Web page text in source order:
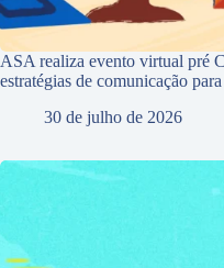
ASA realiza evento virtual pré
estratégias de comunicação
30 de julho de 2026